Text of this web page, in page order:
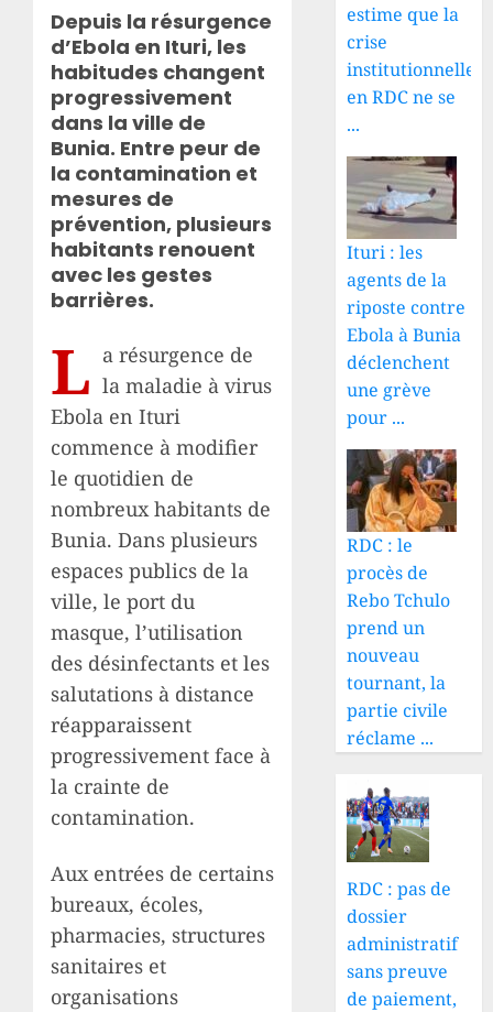
Depuis la résurgence
d’Ebola en Ituri, les
habitudes changent
progressivement
dans la ville de
Bunia. Entre peur de
la contamination et
mesures de
prévention, plusieurs
habitants renouent
avec les gestes
barrières.
L a résurgence de
la maladie à virus
Ebola en Ituri
commence à modifier
le quotidien de
nombreux habitants de
Bunia. Dans plusieurs
espaces publics de la
ville, le port du
masque, l’utilisation
des désinfectants et les
salutations à distance
réapparaissent
progressivement face à
la crainte de
contamination.
Aux entrées de certains
bureaux, écoles,
pharmacies, structures
sanitaires et
organisations
estime que la
crise
institutionnelle
en RDC ne se
...
Ituri : les
agents de la
riposte contre
Ebola à Bunia
déclenchent
une grève
pour ...
RDC : le
procès de
Rebo Tchulo
prend un
nouveau
tournant, la
partie civile
réclame ...
RDC : pas de
dossier
administratif
sans preuve
de paiement,